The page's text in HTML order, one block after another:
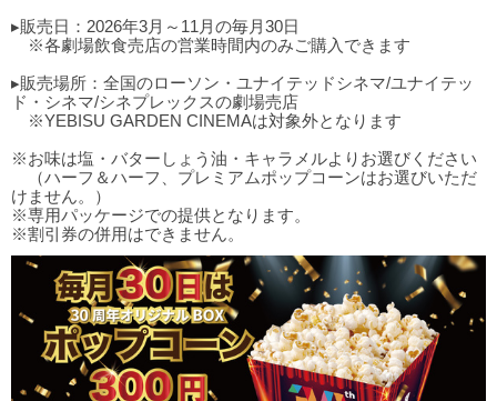
▸販売日：2026年3月～11月の毎月30日
※各劇場飲食売店の営業時間内のみご購入できます
▸販売場所：全国のローソン・ユナイテッドシネマ/ユナイテッ
ド・シネマ/シネプレックスの劇場売店
※YEBISU GARDEN CINEMAは対象外となります
※お味は塩・バターしょう油・キャラメルよりお選びください
（ハーフ＆ハーフ、プレミアムポップコーンはお選びいただ
けません。）
※専用パッケージでの提供となります。
※割引券の併用はできません。